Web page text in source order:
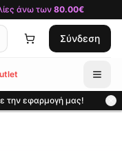
άνω των 80.00€
Σύνδεση
την εφαρμογή μας!